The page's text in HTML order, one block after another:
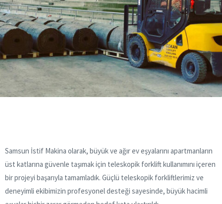
Samsun İstif Makina olarak, büyük ve ağır ev eşyalarını apartmanların
üst katlarına güvenle taşımak için teleskopik forklift kullanımını içeren
bir projeyi başarıyla tamamladık. Güçlü teleskopik forkliftlerimiz ve
deneyimli ekibimizin profesyonel desteği sayesinde, büyük hacimli